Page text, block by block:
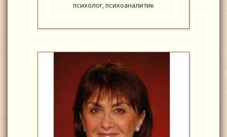
психолог, психоаналитик